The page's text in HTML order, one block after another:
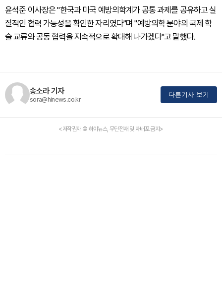
윤석준 이사장은 "한국과 미국 예방의학계가 공통 과제를 공유하고 실
질적인 협력 가능성을 확인한 자리였다"며 "예방의학 분야의 국제 학
술 교류와 공동 협력을 지속적으로 확대해 나가겠다"고 말했다.
송소라 기자
sora@hinews.co.kr
다른기사 보기
<저작권자 © 하이뉴스, 무단전재 및 재배포 금지>